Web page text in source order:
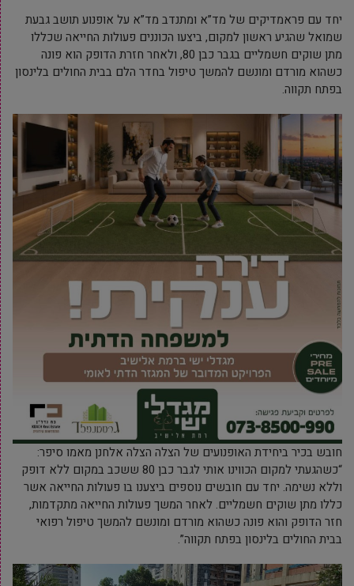
יחד עם פראמדיקים של מד”א ומתנדב מד”א על אופנוע תושב גבעת
שמואל שהגיע ראשון למקום, ביצעו הכוננים פעולות החייאה שכללו
מתן שוקים חשמליים בגבר כבן 80, ולאחר חזרת הדופק הוא פונה
כשהוא מורדם ומונשם להמשך טיפול בחדר הלם בבית החולים בלינסון
בפתח תקווה.
חובש בכיר ביחידת האופנועים של הצלה הצלה אלחנן מאמו סיפר:
“כשהגעתי למקום הכווינו אותי לגבר כבן 80 ששכב במקום ללא דופק
וללא נשימה. יחד עם חובשים נוספים ביצענו בו פעולות החייאה אשר
כללו מתן שוקים חשמליים. לאחר המשך פעולות החייאה מתקדמות,
חזר הדופק והוא פונה כשהוא מורדם ומונשם להמשך טיפול רפואי
בבית החולים בלינסון בפתח תקווה”.